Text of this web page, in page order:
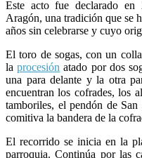
Este acto fue declarado en
Aragón, una tradición que se
años sin celebrarse y cuyo
El toro de sogas, con un
laprocesión atado por dos
una para delante y la otra
encuentran los cofrades, los
tamboriles, el pendón de San
comitiva la bandera de la
El recorrido se inicia en la
parroquia. Continúa por las